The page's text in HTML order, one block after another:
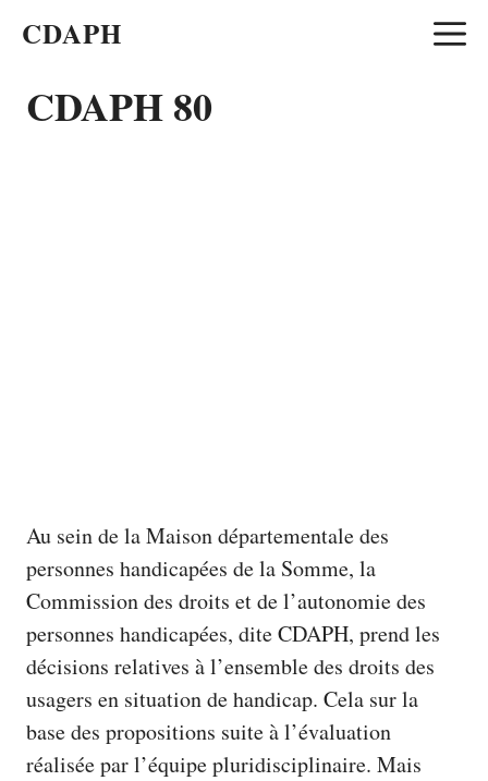
CDAPH
CDAPH 80
Au sein de la Maison départementale des
personnes handicapées de la Somme, la
Commission des droits et de l’autonomie des
personnes handicapées, dite CDAPH, prend les
décisions relatives à l’ensemble des droits des
usagers en situation de handicap. Cela sur la
base des propositions suite à l’évaluation
réalisée par l’équipe pluridisciplinaire. Mais